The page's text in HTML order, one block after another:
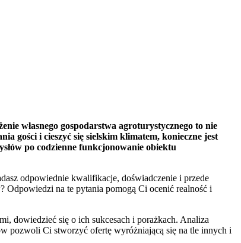
własnego gospodarstwa agroturystycznego to nie
gości i cieszyć się sielskim klimatem, konieczne jest
po codzienne funkcjonowanie obiektu
odpowiednie kwalifikacje, doświadczenie i przede
na te pytania pomogą Ci ocenić realność i
dowiedzieć się o ich sukcesach i porażkach. Analiza
pozwoli Ci stworzyć ofertę wyróżniającą się na tle innych i